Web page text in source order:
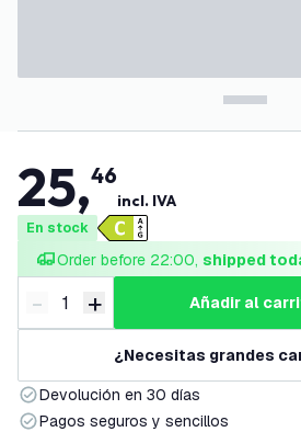
25,46
incl. IVA
En stock
Order before 22:00, shipped
Disminuir cantidad
- Aumentar cantidad
+ añadir al
¿Necesitas grandes
Devolución en 30 días
Pagos seguros y sencillos